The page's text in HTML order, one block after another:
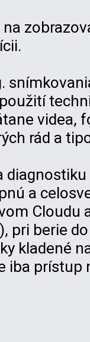
videa,
rád a
a
Cloudu
pri berie
kladené
iba prístup